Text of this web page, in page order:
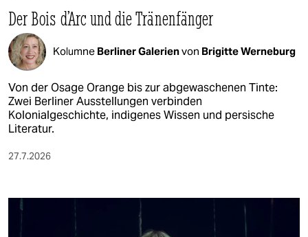
Der Bois d’Arc und die Tränenfänger
Kolumne Berliner Galerienvon Brigitte Werneburg
Von der Osage Orange bis zur abgewaschenen Tinte:
Zwei Berliner Ausstellungen verbinden
Kolonialgeschichte, indigenes Wissen und persische
Literatur.
27.7.2026